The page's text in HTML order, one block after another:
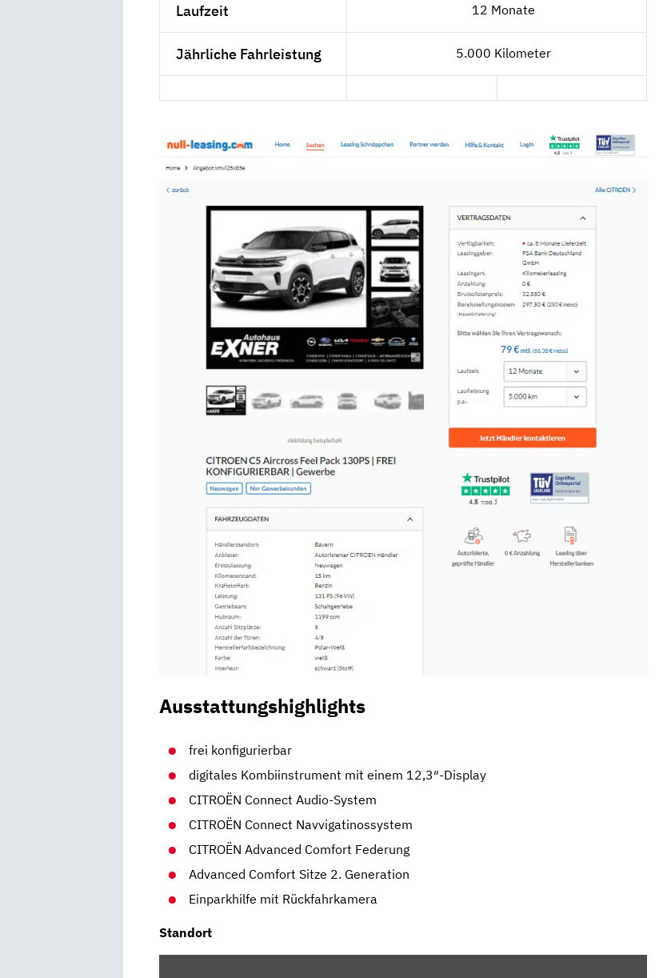
Laufzeit 12 Monate
Jährliche Fahrleistung 5.000 Kilometer
Ausstattungshighlights
frei konfigurierbar
digitales Kombiinstrument mit einem 12,3″-Display
CITROËN Connect Audio-System
CITROËN Connect Navvigatinossystem
CITROËN Advanced Comfort Federung
Advanced Comfort Sitze 2. Generation
Einparkhilfe mit Rückfahrkamera
Standort